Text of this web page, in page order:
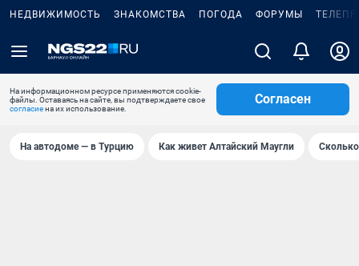
НЕДВИЖИМОСТЬ ЗНАКОМСТВА ПОГОДА ФОРУМЫ
На информационном ресурсе применяются cookie-
файлы. Оставаясь на сайте, вы подтверждаете свое
согласиена их использование.
Согласен
На автодоме — в Турцию Как живет Алтайский Маугли